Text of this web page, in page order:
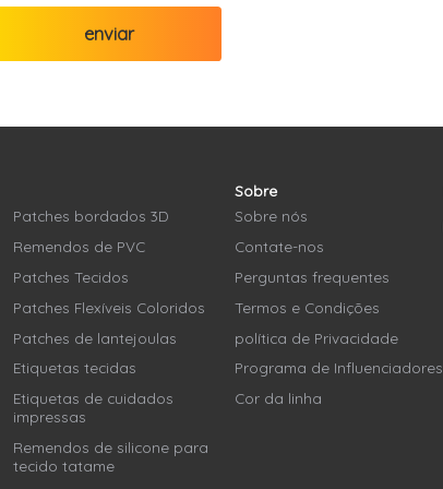
enviar
Patches bordados 3D
Remendos de PVC
Patches Tecidos
Patches Flexíveis Coloridos
Patches de lantejoulas
Etiquetas tecidas
Etiquetas de cuidados
impressas
Remendos de silicone para
tecido tatame
Sobre
Sobre nós
Contate-nos
Perguntas frequentes
Termos e Condições
política de Privacidade
Programa de Influenciadores
Cor da linha